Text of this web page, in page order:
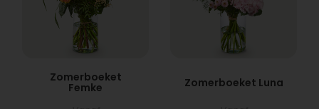
Zomerboeket
Femke Zomerboeket Luna